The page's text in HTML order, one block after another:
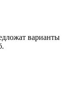
варианты